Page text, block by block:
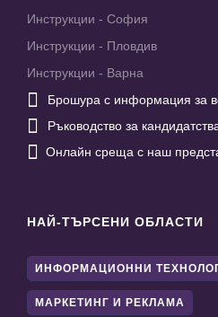
Инструкции - София
Инструкции - Пловдив
Инструкции - Варна
 Брошура с информация за
 Ръководство за
 Онлайн среща с наш
НАЙ-ТЪРСЕНИ ОБЛАСТИ
ИНФОРМАЦИОННИ
МАРКЕТИНГ И РЕКЛАМА